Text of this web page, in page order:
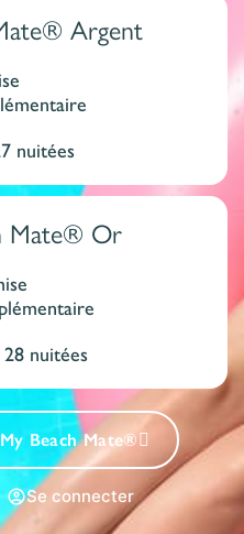
Argent
nuitées
Mate® Or
nuitées
Beach Mate®
Se connecter